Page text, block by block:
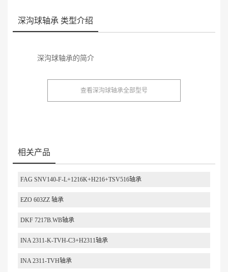
深沟球轴承 类型介绍
深沟球轴承的简介
查看深沟球轴承全部型号
相关产品
FAG SNV140-F-L+1216K+H216+TSV516轴承
EZO 603ZZ 轴承
DKF 7217B.WB轴承
INA 2311-K-TVH-C3+H2311轴承
INA 2311-TVH轴承